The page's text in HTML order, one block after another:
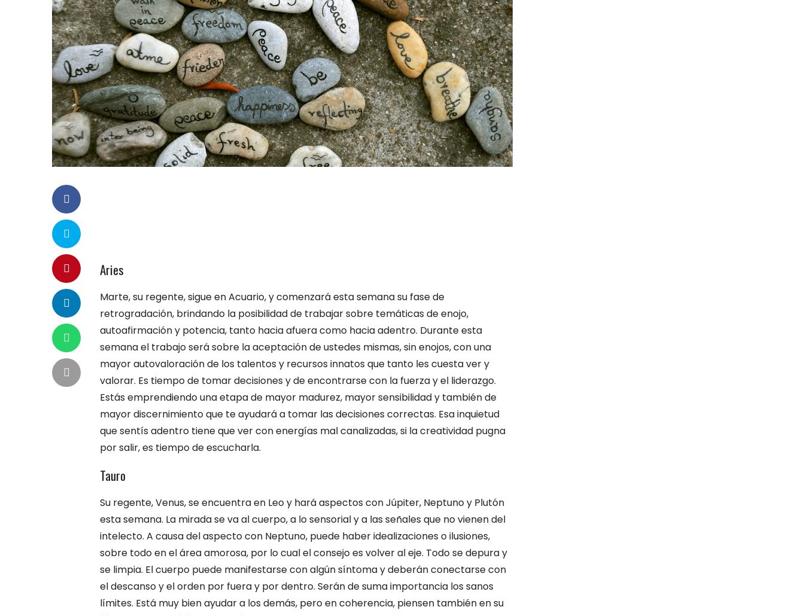
Aries
Marte, su regente, sigue en Acuario, y comenzará esta semana su fase de
retrogradación, brindando la posibilidad de trabajar sobre temáticas de enojo,
autoafirmación y potencia, tanto hacia afuera como hacia adentro. Durante esta
semana el trabajo será sobre la aceptación de ustedes mismas, sin enojos, con una
mayor autovaloración de los talentos y recursos innatos que tanto les cuesta ver y
valorar. Es tiempo de tomar decisiones y de encontrarse con la fuerza y el liderazgo.
Estás emprendiendo una etapa de mayor madurez, mayor sensibilidad y también de
mayor discernimiento que te ayudará a tomar las decisiones correctas. Esa inquietud
que sentís adentro tiene que ver con energías mal canalizadas, si la creatividad pugna
por salir, es tiempo de escucharla.
Tauro
Su regente, Venus, se encuentra en Leo y hará aspectos con Júpiter, Neptuno y Plutón
esta semana. La mirada se va al cuerpo, a lo sensorial y a las señales que no vienen del
intelecto. A causa del aspecto con Neptuno, puede haber idealizaciones o ilusiones,
sobre todo en el área amorosa, por lo cual el consejo es volver al eje. Todo se depura y
se limpia. El cuerpo puede manifestarse con algún síntoma y deberán conectarse con
el descanso y el orden por fuera y por dentro. Serán de suma importancia los sanos
límites. Está muy bien ayudar a los demás, pero en coherencia, piensen también en su